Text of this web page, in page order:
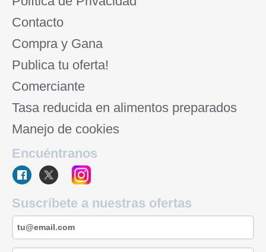
Contacto
Compra y Gana
Publica tu oferta!
Comerciante
Tasa reducida en alimentos preparados
Manejo de cookies
Encuéntranos
Suscríbete a nuestras ofertas